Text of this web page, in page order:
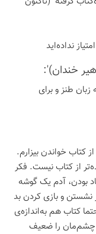
نداده‌اید
خندان)':
زبان طنز و برای
خواندن بیزارم.
از کتاب نیست. فکر
بودن، آدم یک گوشه
نشستن و بازی کردن بد
کتاب هم به‌اندازه‌ی
چشم‌مان را ضعیف